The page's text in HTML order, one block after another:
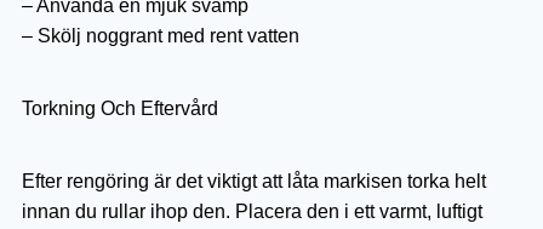
– Använda en mjuk svamp
– Skölj noggrant med rent vatten
Torkning Och Eftervård
Efter rengöring är det viktigt att låta markisen torka helt
innan du rullar ihop den. Placera den i ett varmt, luftigt